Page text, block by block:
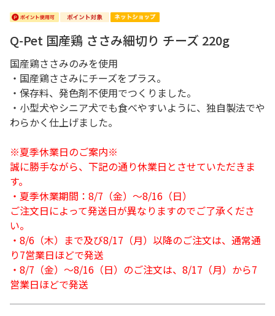
Q-Pet 国産鶏 ささみ細切り チーズ 220g
国産鶏ささみのみを使用
・国産鶏ささみにチーズをプラス。
・保存料、発色剤不使用でつくりました。
・小型犬やシニア犬でも食べやすいように、独自製法でや
わらかく仕上げました。
※夏季休業日のご案内※
誠に勝手ながら、下記の通り休業日とさせていただきま
す。
・夏季休業期間：8/7（金）～8/16（日）
ご注文日によって発送日が異なりますのでご了承くださ
い。
・8/6（木）まで及び8/17（月）以降のご注文は、通常通
り7営業日ほどで発送
・8/7（金）～8/16（日）のご注文は、8/17（月）から7
営業日ほどで発送